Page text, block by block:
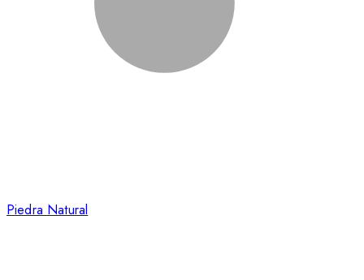
Piedra Natural